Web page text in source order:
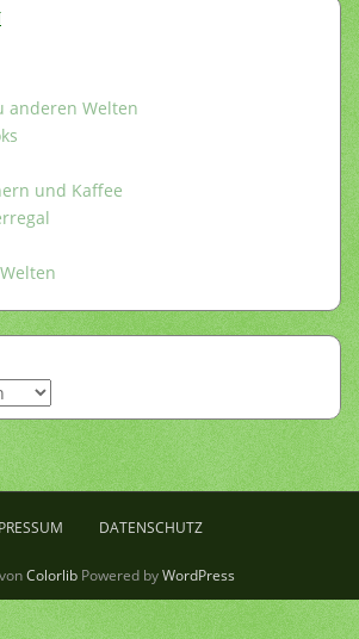
anderen Welten
und Kaffee
DATENSCHUTZ
Colorlib Powered byWordPress